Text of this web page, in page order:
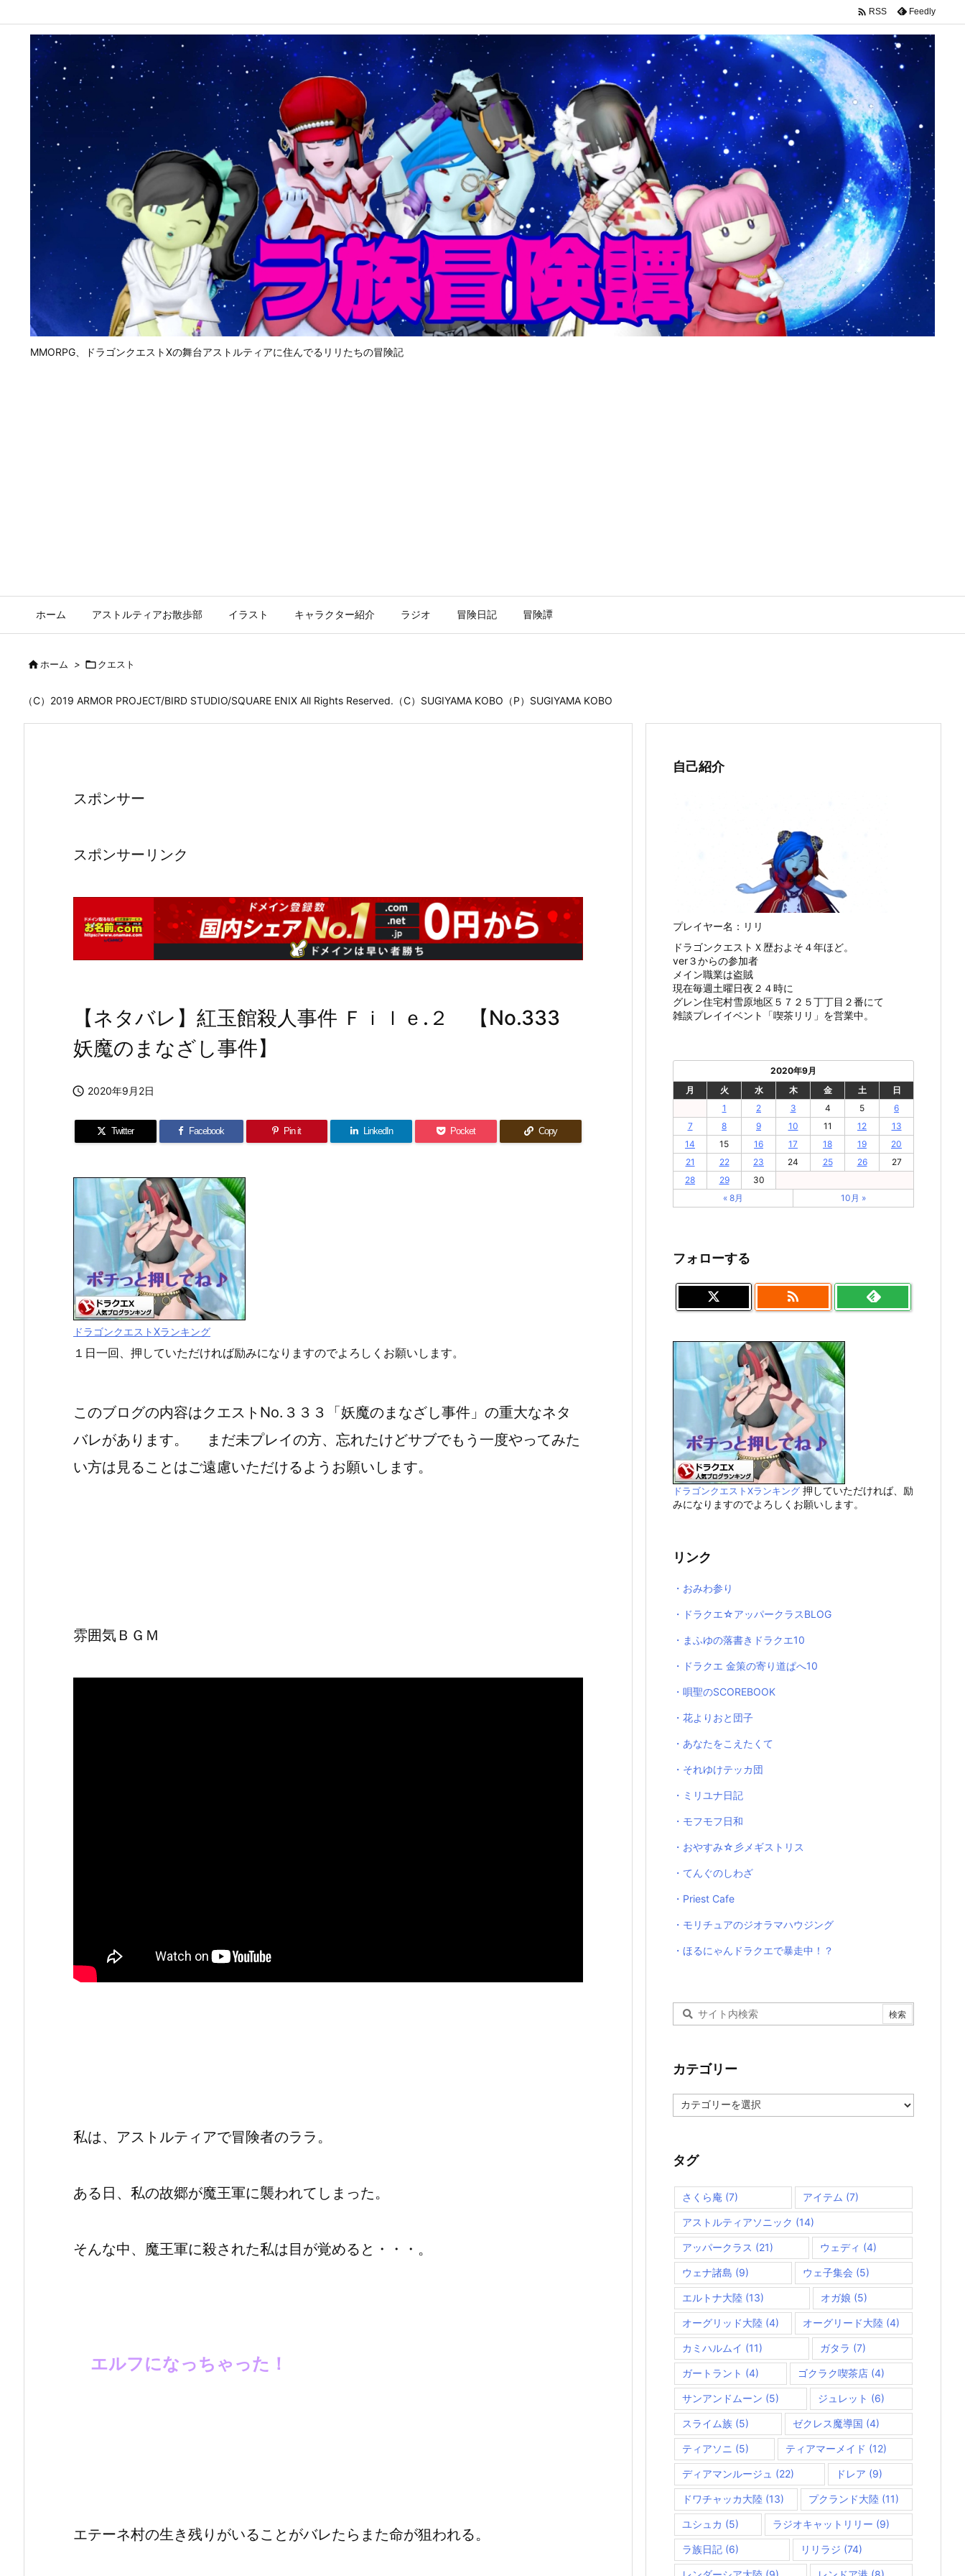
MMORPG、ドラゴンクエストⅩの舞台アストルティアに住んでるリリたちの冒険記
ホーム アストルティアお散歩部 イラスト キャラクター紹介 ラジオ 冒険日記 冒険譚
 RSS Feedly
ホーム > クエスト
（C）2019 ARMOR PROJECT/BIRD STUDIO/SQUARE ENIX All Rights Reserved.（C）SUGIYAMA KOBO（P）SUGIYAMA KOBO
スポンサー
スポンサーリンク
【ネタバレ】紅玉館殺人事件 Ｆｉｌｅ.２ 【No.333
妖魔のまなざし事件】
 2020年9月2日
Twitter Facebook Pin it LinkedIn Pocket Copy
ドラゴンクエストXランキング
１日一回、押していただければ励みになりますのでよろしくお願いします。
このブログの内容はクエストNo.３３３「妖魔のまなざし事件」の重大なネタ
バレがあります。 まだ未プレイの方、忘れたけどサブでもう一度やってみた
い方は見ることはご遠慮いただけるようお願いします。
雰囲気ＢＧＭ
私は、アストルティアで冒険者のララ。
ある日、私の故郷が魔王軍に襲われてしまった。
そんな中、魔王軍に殺された私は目が覚めると・・・。
エルフになっちゃった！
エテーネ村の生き残りがいることがバレたらまた命が狙われる。
自己紹介
プレイヤー名：リリ
ドラゴンクエストＸ歴およそ４年ほど。
ver３からの参加者
メイン職業は盗賊
現在毎週土曜日夜２４時に
グレン住宅村雪原地区５７２５丁丁目２番にて
雑談プレイイベント「喫茶リリ」を営業中。
2020年9月
月
火 水 木 金 土
日
1
2 3 4 5
6
7
8 9 10 11 12
13
14
15 16 17 18 19
20
21
22 23 24 25 26
27
28
29
30
« 8月
10月 »
フォローする

ドラゴンクエストXランキング 押していただければ、励
みになりますのでよろしくお願いします。
リンク
・おみわ参り
・ドラクエ☆アッパークラスBLOG
・まふゆの落書きドラクエ10
・ドラクエ 金策の寄り道ぱへ10
・唄聖のSCOREBOOK
・花よりおと団子
・あなたをこえたくて
・それゆけテッカ団
・ミリユナ日記
・モフモフ日和
・おやすみ☆彡メギストリス
・てんぐのしわざ
・Priest Cafe
・モリチュアのジオラマハウジング
・ほるにゃんドラクエで暴走中！？
カテゴリー
テ
ー
タグ
さくら庵 (7) アイテム (7)
アストルティアソニック (14)
アッパークラス (21) ウェディ (4)
ウェナ諸島 (9) ウェ子集会 (5)
エルトナ大陸 (13) オガ娘 (5)
オーグリッド大陸 (4) オーグリード大陸 (4)
カミハルムイ (11) ガタラ (7)
ガートラント (4) ゴクラク喫茶店 (4)
サンアンドムーン (5) ジュレット (6)
スライム族 (5) ゼクレス魔導国 (4)
ティアソニ (5) ティアマーメイド (12)
ディアマンルージュ (22) ドレア (9)
ドワチャッカ大陸 (13) プクランド大陸 (11)
ユシュカ (5) ラジオキャットリリー (9)
ラ族日記 (6) リリラジ (74)